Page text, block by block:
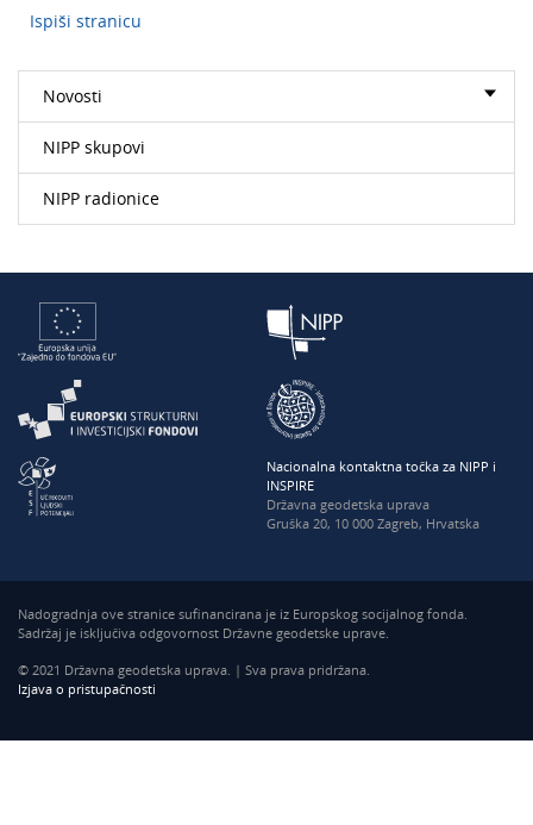
Ispiši stranicu
Novosti
NIPP skupovi
NIPP radionice
Nacionalna kontaktna točka za NIPP i
INSPIRE
Državna geodetska uprava
Gruška 20, 10 000 Zagreb, Hrvatska
Nadogradnja ove stranice sufinancirana je iz Europskog socijalnog fonda.
Sadržaj je isključiva odgovornost Državne geodetske uprave.
© 2021 Državna geodetska uprava. | Sva prava pridržana.
Izjava o pristupačnosti